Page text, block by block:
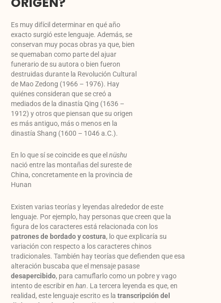
Es muy difícil determinar en qué año
exacto surgió este lenguaje. Además, se
conservan muy pocas obras ya que, bien
se quemaban como parte del ajuar
funerario de su autora o bien fueron
destruidas durante la Revolución Cultural
de Mao Zedong (1966 – 1976). Hay
quiénes consideran que se creó a
mediados de la dinastía Qing (1636 –
1912) y otros que piensan que su origen
es más antiguo, más o menos en la
dinastía Shang (1600 – 1046 a.C.).
En lo que sí se coincide es que elnüshu
nació entre las montañas del sureste de
China, concretamente en la provincia de
Hunan
Existen varias teorías y leyendas alrededor de este
lenguaje. Por ejemplo, hay personas que creen que la
figura de los caracteres está relacionada con los
patrones de bordado y costura, lo que explicaría su
variación con respecto a los caracteres chinos
tradicionales. También hay teorías que defienden que esa
alteración buscaba que el mensaje pasase
desapercibido, para camuflarlo como un pobre y vago
intento de escribir enhan. La tercera leyenda es que, en
realidad, este lenguaje escrito es latranscripción del